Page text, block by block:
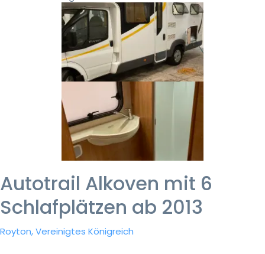
Autotrail Alkoven mit 6
Schlafplätzen ab 2013
Royton, Vereinigtes Königreich